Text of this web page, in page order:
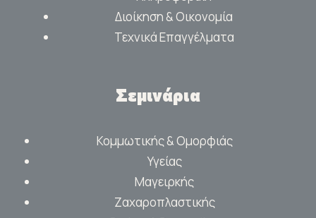
Διοίκηση & Οικονομία
Τεχνικά Επαγγέλματα
Σεμινάρια
Κομμωτικής & Ομορφιάς
Υγείας
Μαγειρκής
Ζαχαροπλαστικής